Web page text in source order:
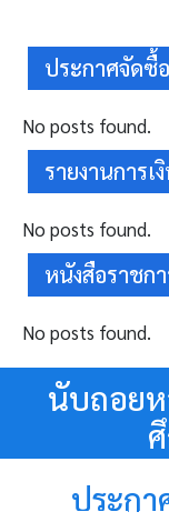
ประกาศจัดซื้
No posts found.
รายงานการเ
No posts found.
หนังสือราชก
No posts found.
นับถอยห
ประก